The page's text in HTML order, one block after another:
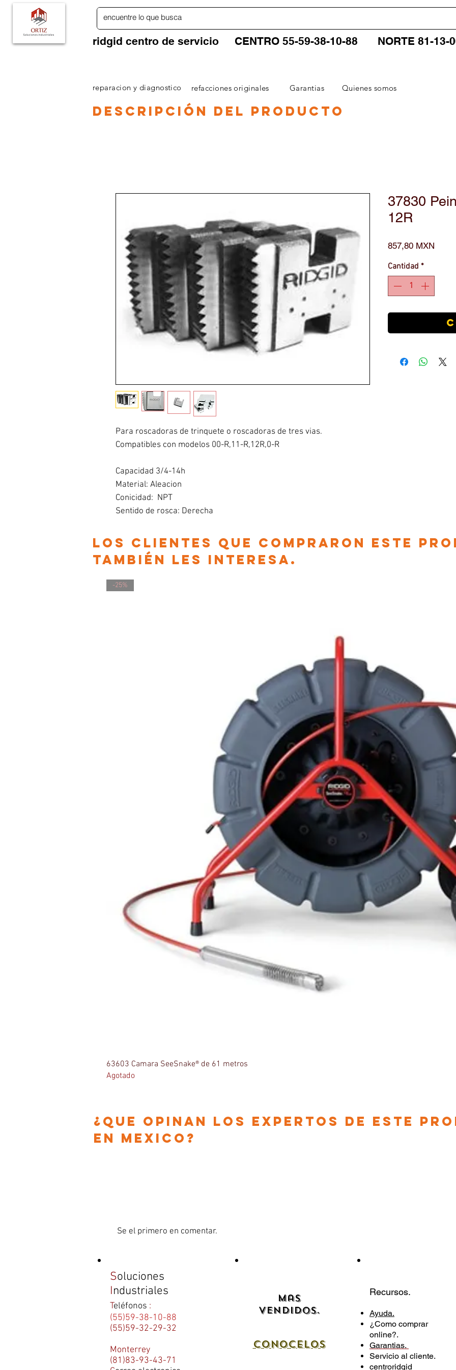
ridgid centro de servicio CENTRO 55-59-38-10-88 NORTE 81-13-
reparacion y diagnostico refacciones originales Garantias Quienes somos
descripción del producto
Para roscadoras de trinquete o roscadoras de tres vias.
Compatibles con modelos 00-R,11-R,12R,0-R
Capacidad 3/4-14h
Material: Aleacion
Conicidad: NPT
Sentido de rosca: Derecha
37830
12R
857,80 MXN
Cantidad *
Los clientes que compraron este
también les interesa.
-25%
63603 Camara SeeSnake® de 61 metros
Agotado
¿que opinan los EXPERTOS DE ESTE
en Mexico?
Se el primero en comentar.
Soluciones
Industriales
Teléfonos :
(55)59-38-10-88
(55)59-32-29-32
Monterrey
(81)83-93-43-71
Mas
Vendidos.
cONOCELOS
Recursos.
Ayuda.
¿Como comprar
online?.
Garantias.
Servicio al cliente.
centroridgid